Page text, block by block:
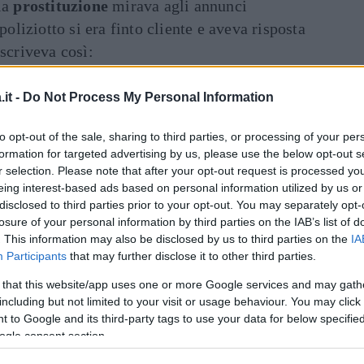
- Do Not Process My Personal Information
opt-out of the sale, sharing to third parties, or processing of your
for targeted advertising by us, please use the below opt-out
selection. Please note that after your opt-out request is processed
interest-based ads based on personal information utilized by us
to third parties prior to your opt-out. You may separately
of your personal information by third parties on the IAB’s list of
This information may also be disclosed by us to third parties on the
Participants that may further disclose it to other third parties.
that this website/app uses one or more Google services and may
but not limited to your visit or usage behaviour. You may
to Google and its third-party tags to use your data for below
consent section.
prostituzione mirava agli annunci
si era finto cliente e aveva risposta
così:
ben preservata. Tutta naturale e
e amichevole.»
sempre firmata da Lola, diceva più
con oltre 25 anni di esperienza nella
e delizie sensuali per esigenti
che si possono permettere il meglio e
più anziane ma molto migliori. Ho
una pelle morbida e bellissima,
ai piedi. Un intimo raffinato è un must